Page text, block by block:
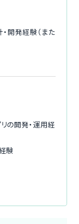
開発経験（また
の開発・運用経
験